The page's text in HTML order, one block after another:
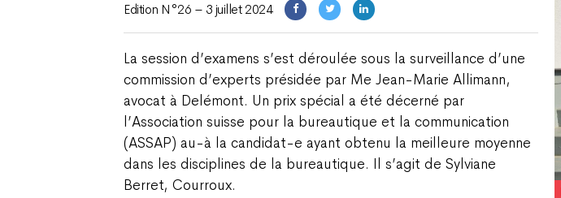
Edition N°26 – 3 juillet 2024
La session d’examens s’est déroulée sous la surveillance d’une
commission d’experts présidée par Me Jean-Marie Allimann,
avocat à Delémont. Un prix spécial a été décerné par
l’Association suisse pour la bureautique et la communication
(ASSAP) au-à la candidat-e ayant obtenu la meilleure moyenne
dans les disciplines de la bureautique. Il s’agit de Sylviane
Berret, Courroux.